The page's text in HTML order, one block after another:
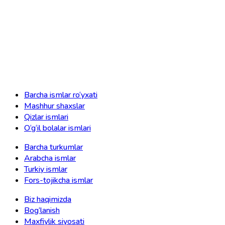
Barcha ismlar ro‘yxati
Mashhur shaxslar
Qizlar ismlari
O‘g‘il bolalar ismlari
Barcha turkumlar
Arabcha ismlar
Turkiy ismlar
Fors-tojikcha ismlar
Biz haqimizda
Bog‘lanish
Maxfiylik siyosati